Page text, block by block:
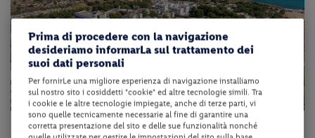
Puglia - Monopoli (BA)
Prima di procedere con la navigazione
desideriamo informarLa sul trattamento dei
suoi dati personali
Per fornirLe una migliore esperienza di navigazione installiamo
sul nostro sito i cosiddetti "cookie" ed altre tecnologie simili. Tra
i cookie e le altre tecnologie impiegate, anche di terze parti, vi
sono quelle tecnicamente necessarie al fine di garantire una
corretta presentazione del sito e delle sue funzionalità nonché